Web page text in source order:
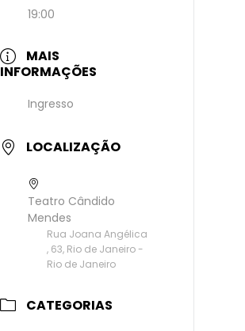
19:00
MAIS
INFORMAÇÕES
Ingresso
LOCALIZAÇÃO
Teatro Cândido
Mendes
Rua Joana Angélica
, 63, Rio de Janeiro -
Rio de Janeiro
CATEGORIAS